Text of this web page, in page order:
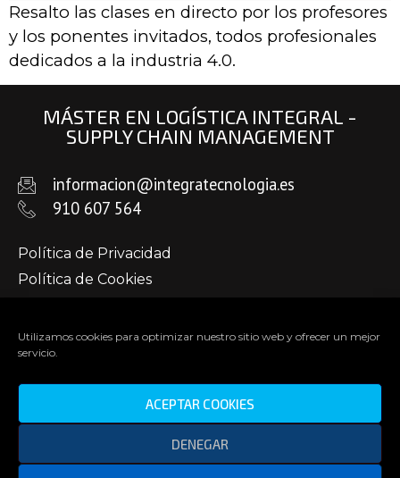
Utilizamos cookies para optimizar nuestro sitio web y ofrecer un mejor
servicio.
ACEPTAR COOKIES
DENEGAR
Resalto las clases en directo por los profesores
y los ponentes invitados, todos profesionales
dedicados a la industria 4.0.
MÁSTER EN LOGÍSTICA INTEGRAL -
SUPPLY CHAIN MANAGEMENT
informacion@integratecnologia.es
910 607 564
Política de Privacidad
Política de Cookies